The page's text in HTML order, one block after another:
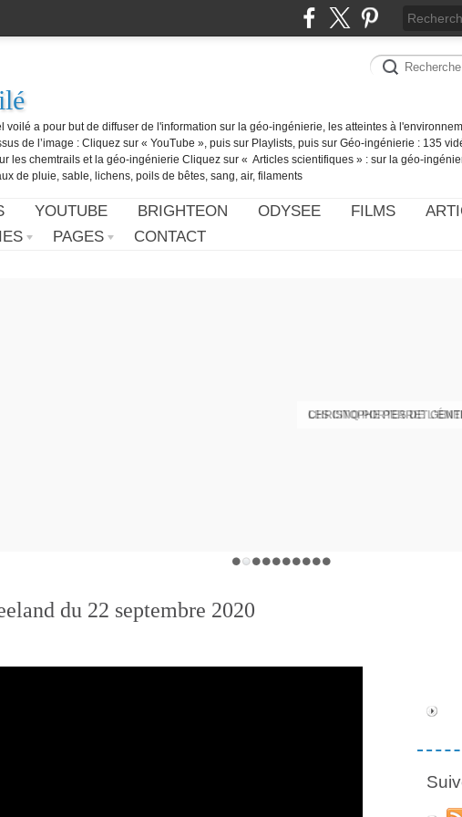
voilé a pour but de diffuser de l'information sur la géo-ingénierie, les atteintes à
de l’image : Cliquez sur « YouTube », puis sur Playlists, puis sur Géo-ingénierie : 135
les chemtrails et la géo-ingénierie Cliquez sur « Articles scientifiques » : sur la géo-
de pluie, sable, lichens, poils de bêtes, sang, air, filaments
YOUTUBE BRIGHTEON ODYSEE FILMS
PAGES CONTACT
LES CINQ PORTES DE
CHRISTOPHE PERRET
du 22 septembre 2020